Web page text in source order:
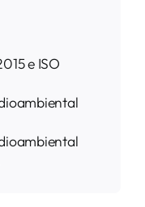
e ISO